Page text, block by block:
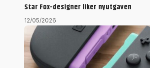
Star Fox-designer liker nyutgaven
12/05/2026